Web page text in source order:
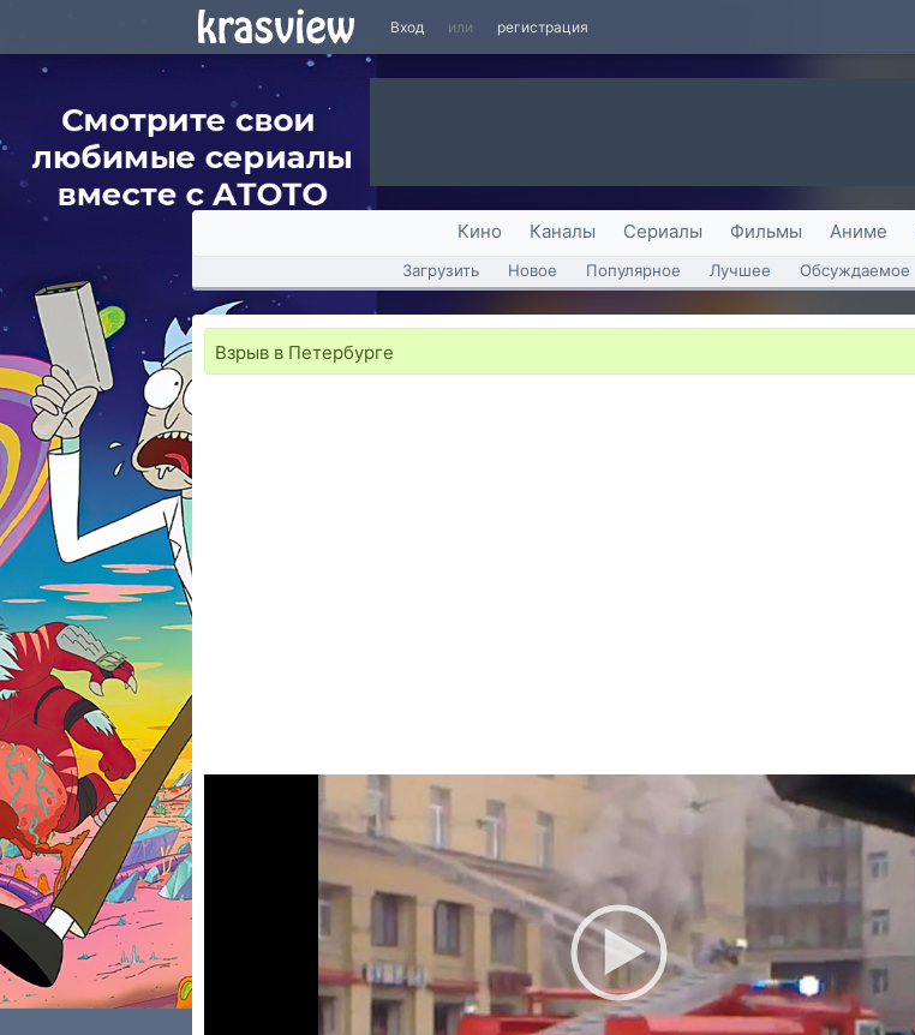
Вход или регистрация
Кино Каналы Сериалы Фильмы Аниме
Загрузить Новое Популярное Лучшее Обсуждаемое
Взрыв в Петербурге